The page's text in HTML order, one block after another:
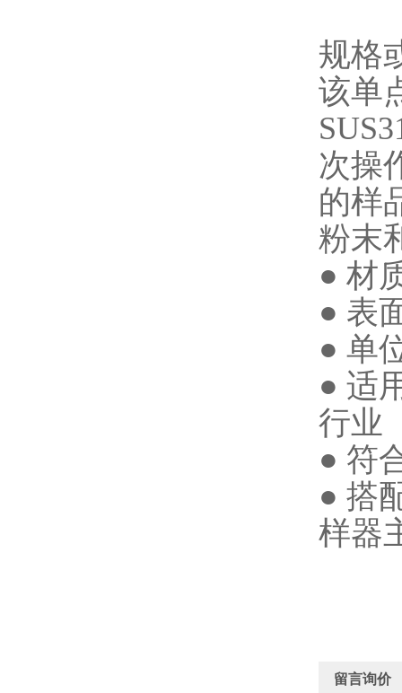
规格
该单
次操
的样
粉末
● 材
● 表
● 单
● 适
行业
● 符
● 搭
样器
留言询价